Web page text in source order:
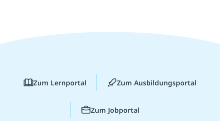
Zum Lernportal Zum Ausbildungsportal
Zum Jobportal